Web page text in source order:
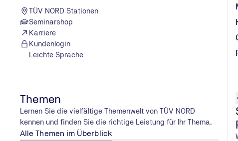
TÜV NORD Stationen
Seminarshop
Karriere
Kundenlogin
Leichte Sprache
Themen
Lernen Sie die vielfältige Themenwelt von TÜV NORD
kennen und finden Sie die richtige Leistung für Ihr Thema.
Alle Themen im Überblick